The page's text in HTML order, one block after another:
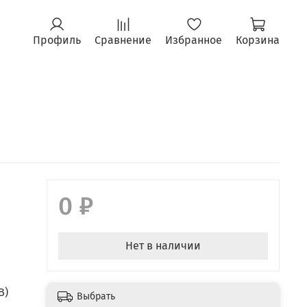
Профиль Сравнение Избранное Корзина
0 ₽
Нет в наличии
Выбрать